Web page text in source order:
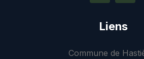
Liens
Commune de